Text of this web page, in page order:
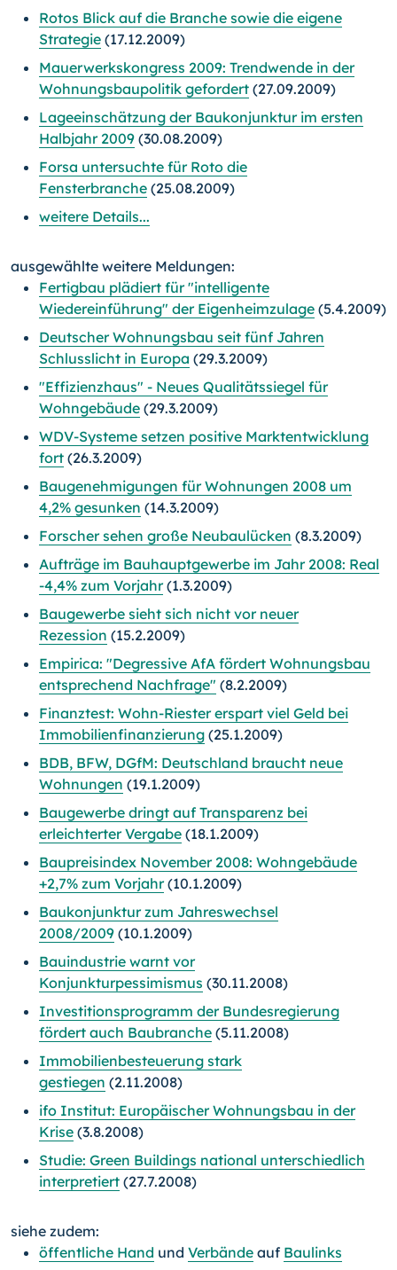
Rotos Blick auf die Branche sowie die eigene
Strategie (17.12.2009)
Mauerwerkskongress 2009: Trendwende in der
Wohnungsbaupolitik gefordert (27.09.2009)
Lageeinschätzung der Baukonjunktur im ersten
Halbjahr 2009 (30.08.2009)
Forsa untersuchte für Roto die
Fensterbranche (25.08.2009)
weitere Details...
ausgewählte weitere Meldungen:
Fertigbau plädiert für "intelligente
Wiedereinführung" der Eigenheimzulage (5.4.2009)
Deutscher Wohnungsbau seit fünf Jahren
Schlusslicht in Europa (29.3.2009)
"Effizienzhaus" - Neues Qualitätssiegel für
Wohngebäude (29.3.2009)
WDV-Systeme setzen positive Marktentwicklung
fort (26.3.2009)
Baugenehmigungen für Wohnungen 2008 um
4,2% gesunken (14.3.2009)
Forscher sehen große Neubaulücken (8.3.2009)
Aufträge im Bauhauptgewerbe im Jahr 2008: Real
-4,4% zum Vorjahr(1.3.2009)
Baugewerbe sieht sich nicht vor neuer
Rezession (15.2.2009)
Empirica: "Degressive AfA fördert Wohnungsbau
entsprechend Nachfrage" (8.2.2009)
Finanztest: Wohn-Riester erspart viel Geld bei
Immobilienfinanzierung (25.1.2009)
BDB, BFW, DGfM: Deutschland braucht neue
Wohnungen (19.1.2009)
Baugewerbe dringt auf Transparenz bei
erleichterter Vergabe (18.1.2009)
Baupreisindex November 2008: Wohngebäude
+2,7% zum Vorjahr(10.1.2009)
Baukonjunktur zum Jahreswechsel
2008/2009 (10.1.2009)
Bauindustrie warnt vor
Konjunkturpessimismus (30.11.2008)
Investitionsprogramm der Bundesregierung
fördert auch Baubranche (5.11.2008)
Immobilienbesteuerung stark
gestiegen (2.11.2008)
ifo Institut: Europäischer Wohnungsbau in der
Krise (3.8.2008)
Studie: Green Buildings national unterschiedlich
interpretiert (27.7.2008)
siehe zudem:
öffentliche Hand und Verbände auf Baulinks